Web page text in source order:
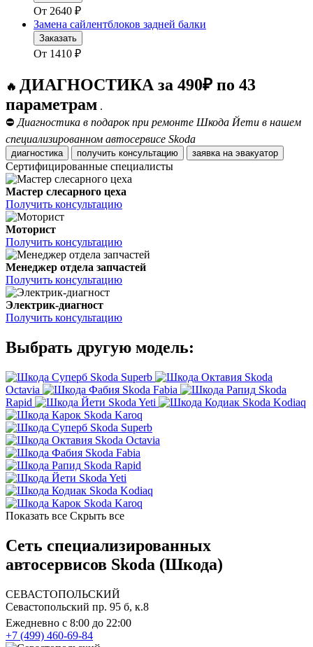
От 2640 ₽
Замена сайлентблоков задней балки
Заказать
От 1410 ₽
🔥 ДИАГНОСТИКА за 490₽ по 43
параметрам .
⛔ Диагностика в подарок при ремонте Шкода Йети в нашем
специализированном автосервисе Skoda
диагностика получить консультацию заявка на эвакуатор
Сертифицированные специалисты
Мастер слесарного цеха
Получить консультацию
Моторист
Получить консультацию
Менеджер отдела запчастей
Получить консультацию
Электрик-диагност
Получить консультацию
Выбрать другую модель:
Skoda Superb
Skoda
Octavia
Skoda Fabia
Skoda
Rapid
Skoda Yeti
Skoda Kodiaq
Skoda Karoq
Skoda Superb
Skoda Octavia
Skoda Fabia
Skoda Rapid
Skoda Yeti
Skoda Kodiaq
Skoda Karoq
Показать все Скрыть все
Сеть специализированных
автосервисов Skoda (Шкода)
СЕВАСТОПОЛЬСКИЙ
Севастопольский пр. 95 б, к.8
Ежедневно с 8:00 до 22:00
+7 (499) 460-69-84